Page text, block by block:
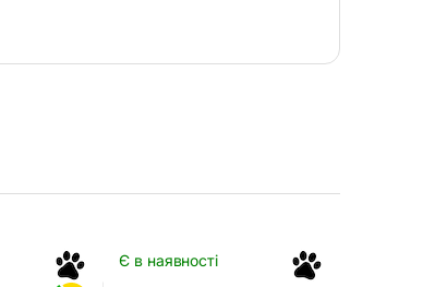
Є в наявності